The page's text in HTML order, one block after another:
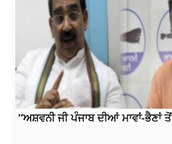
“ਅਸ਼ਵਨੀ ਜੀ ਪੰਜਾਬ ਦੀਆਂ ਮਾਵਾਂ-ਭੈਣਾਂ